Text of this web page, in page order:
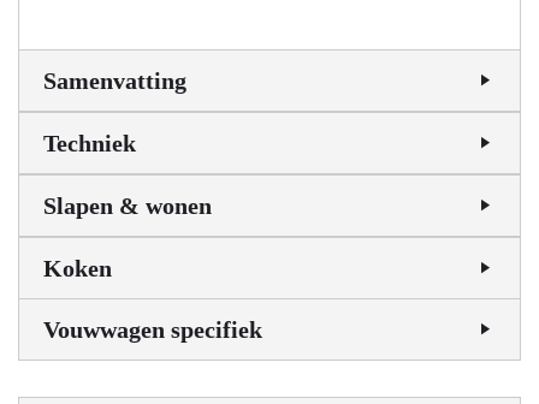
Samenvatting
Techniek
Slapen & wonen
Koken
Vouwwagen specifiek